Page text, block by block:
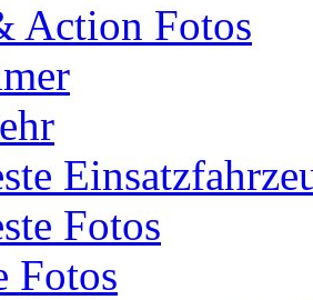
Action Fotos
Fotos
Fotos